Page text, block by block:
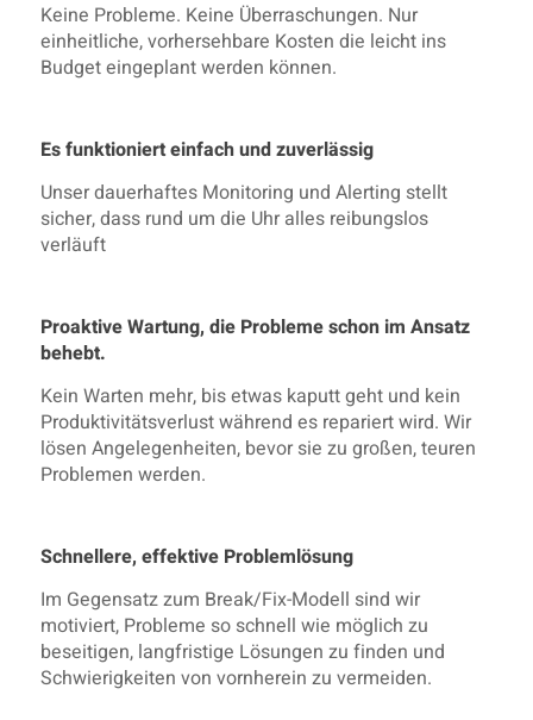
Keine Probleme. Keine Überraschungen. Nur
einheitliche, vorhersehbare Kosten die leicht ins
Budget eingeplant werden können.
Es funktioniert einfach und zuverlässig
Unser dauerhaftes Monitoring und Alerting stellt
sicher, dass rund um die Uhr alles reibungslos
verläuft
Proaktive Wartung, die Probleme schon im Ansatz
behebt.
Kein Warten mehr, bis etwas kaputt geht und kein
Produktivitätsverlust während es repariert wird. Wir
lösen Angelegenheiten, bevor sie zu großen, teuren
Problemen werden.
Schnellere, effektive Problemlösung
Im Gegensatz zum Break/Fix-Modell sind wir
motiviert, Probleme so schnell wie möglich zu
beseitigen, langfristige Lösungen zu finden und
Schwierigkeiten von vornherein zu vermeiden.